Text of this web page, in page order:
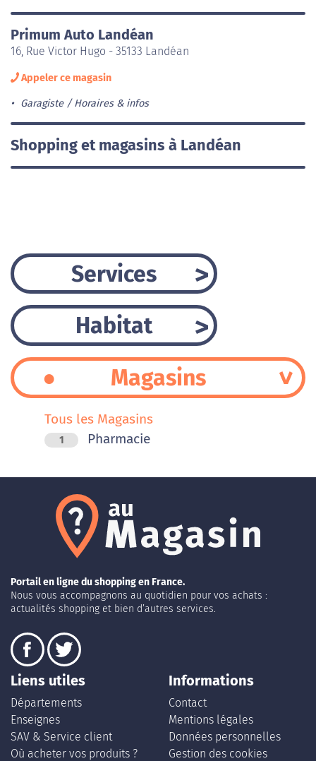
Primum Auto Landéan
16, Rue Victor Hugo - 35133 Landéan
Appeler ce magasin
Garagiste Horaires & infos
Shopping et magasins à Landéan
Services
Habitat
Magasins
Tous les Magasins
1 Pharmacie
Portail en ligne du shopping en France.
Nous vous accompagnons au quotidien pour vos achats :
actualités shopping et bien d’autres services.
Liens utiles
Départements
Enseignes
SAV & Service client
Où acheter vos produits ?
Informations
Contact
Mentions légales
Données personnelles
Gestion des cookies